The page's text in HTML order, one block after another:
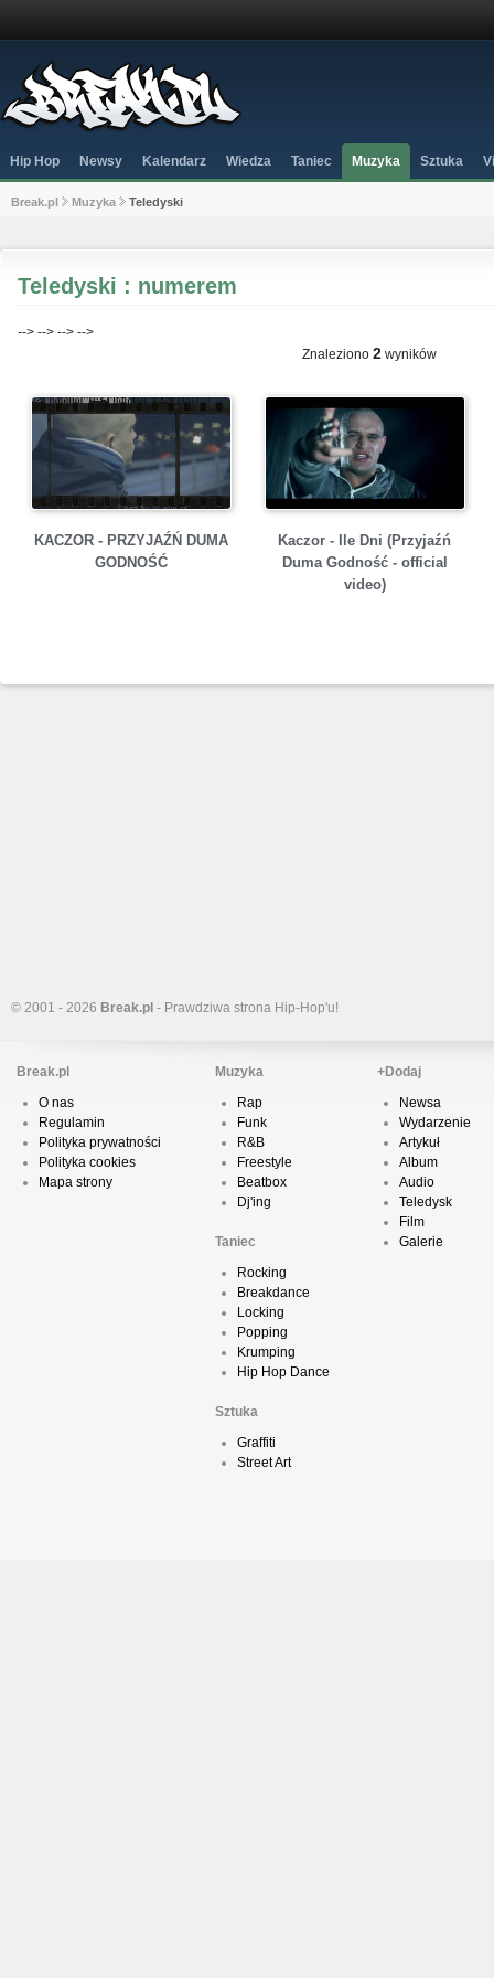
Hip Hop Newsy Kalendarz Wiedza Taniec Muzyka Sztuka
Break.pl Muzyka Teledyski
Teledyski : numerem
--> --> --> -->
Znaleziono 2 wyników
KACZOR - PRZYJAŹŃ DUMA
GODNOŚĆ
Kaczor - Ile Dni (Przyjaźń
Duma Godność - official
video)
© 2001 - 2026 Break.pl - Prawdziwa strona Hip-Hop'u!
Break.pl
O nas
Regulamin
Polityka prywatności
Polityka cookies
Mapa strony
Muzyka
Rap
Funk
R&B
Freestyle
Beatbox
Dj'ing
Taniec
Rocking
Breakdance
Locking
Popping
Krumping
Hip Hop Dance
Sztuka
Graffiti
Street Art
+Dodaj
Newsa
Wydarzenie
Artykuł
Album
Audio
Teledysk
Film
Galerie